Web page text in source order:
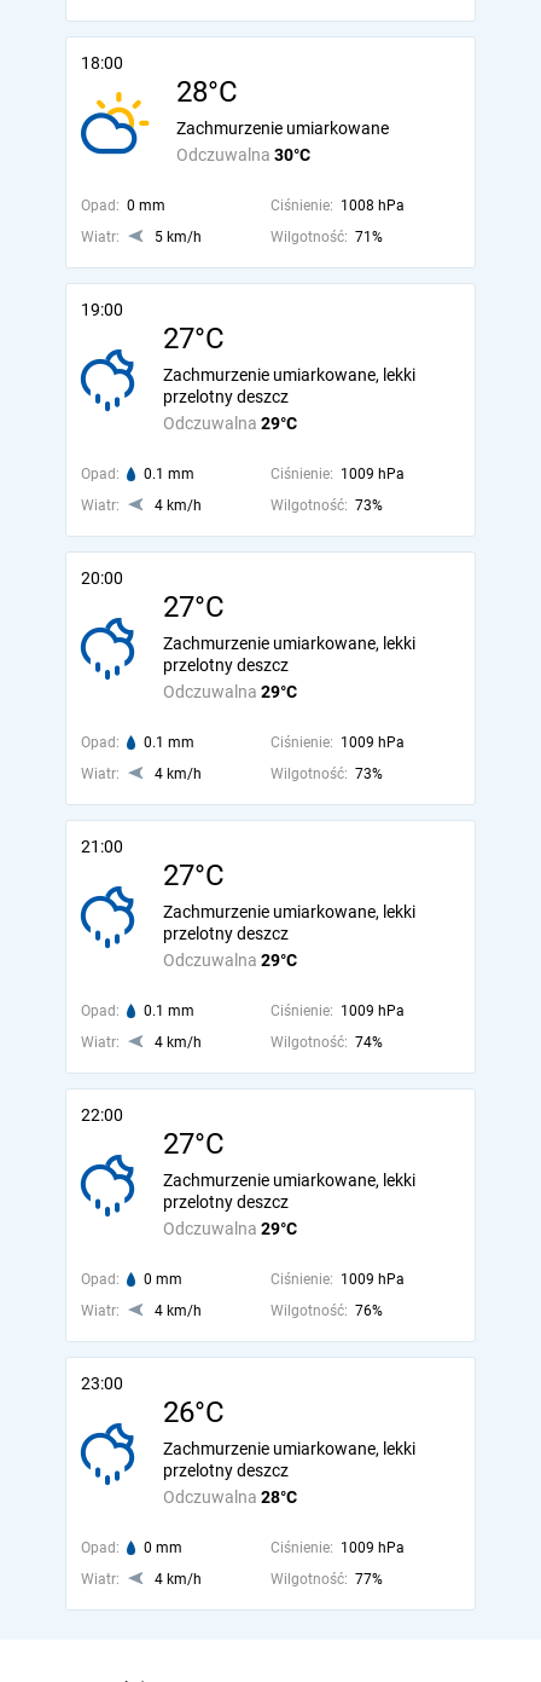
18:00
28°C
Odczuwalna 30°C
Zachmurzenie umiarkowane
Opad: 0 mm Ciśnienie: 1008 hPa
Wiatr:
5 km/h Wilgotność: 71%
19:00
27°C
Odczuwalna 29°C
Zachmurzenie umiarkowane, lekki
przelotny deszcz
Opad: 0.1 mm Ciśnienie: 1009 hPa
Wiatr:
4 km/h Wilgotność: 73%
20:00
27°C
Odczuwalna 29°C
Zachmurzenie umiarkowane, lekki
przelotny deszcz
Opad: 0.1 mm Ciśnienie: 1009 hPa
Wiatr:
4 km/h Wilgotność: 73%
21:00
27°C
Odczuwalna 29°C
Zachmurzenie umiarkowane, lekki
przelotny deszcz
Opad: 0.1 mm Ciśnienie: 1009 hPa
Wiatr:
4 km/h Wilgotność: 74%
22:00
27°C
Odczuwalna 29°C
Zachmurzenie umiarkowane, lekki
przelotny deszcz
Opad: 0 mm Ciśnienie: 1009 hPa
Wiatr:
4 km/h Wilgotność: 76%
23:00
26°C
Odczuwalna 28°C
Zachmurzenie umiarkowane, lekki
przelotny deszcz
Opad: 0 mm Ciśnienie: 1009 hPa
Wiatr:
4 km/h Wilgotność: 77%